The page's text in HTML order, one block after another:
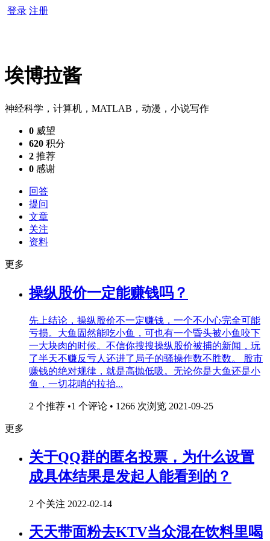
登录 注册
埃博拉酱
神经科学，计算机，MATLAB，动漫，小说写作
0 威望
620 积分
2 推荐
0 感谢
回答
提问
文章
关注
资料
更多
操纵股价一定能赚钱吗？
先上结论，操纵股价不一定赚钱，一个不小心完全可能
亏损。大鱼固然能吃小鱼，可也有一个昏头被小鱼咬下
一大块肉的时候。不信你搜搜操纵股价被捕的新闻，玩
了半天不赚反亏人还进了局子的骚操作数不胜数。 股市
赚钱的绝对规律，就是高抛低吸。无论你是大鱼还是小
鱼，一切花哨的拉抬...
2 个推荐 •1 个评论 • 1266 次浏览 2021-09-25
更多
关于QQ群的匿名投票，为什么设置
成具体结果是发起人能看到的？
2 个关注 2022-02-14
天天带面粉去KTV当众混在饮料里喝